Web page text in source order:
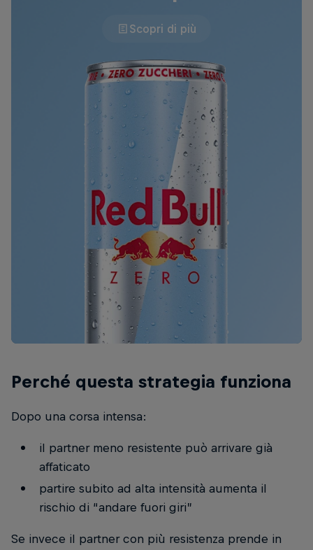
Scopri di più
Perché questa strategia funziona
Dopo una corsa intensa:
il partner meno resistente può arrivare già
affaticato
partire subito ad alta intensità aumenta il
rischio di “andare fuori giri”
Se invece il partner con più resistenza prende in